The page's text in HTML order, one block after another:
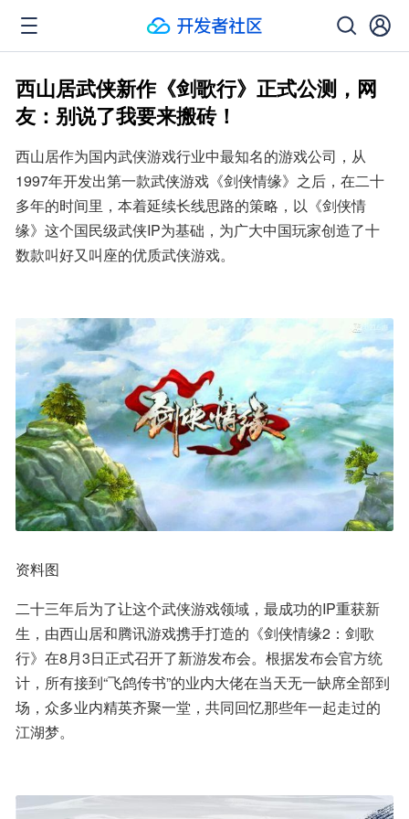
西山居武侠新作《剑歌行》正式公测，网
友：别说了我要来搬砖！
西山居作为国内武侠游戏行业中最知名的游戏公司，从
1997年开发出第一款武侠游戏《剑侠情缘》之后，在二十
多年的时间里，本着延续长线思路的策略，以《剑侠情
缘》这个国民级武侠IP为基础，为广大中国玩家创造了十
数款叫好又叫座的优质武侠游戏。
资料图
二十三年后为了让这个武侠游戏领域，最成功的IP重获新
生，由西山居和腾讯游戏携手打造的《剑侠情缘2：剑歌
行》在8月3日正式召开了新游发布会。根据发布会官方统
计，所有接到“飞鸽传书”的业内大佬在当天无一缺席全部到
场，众多业内精英齐聚一堂，共同回忆那些年一起走过的
江湖梦。